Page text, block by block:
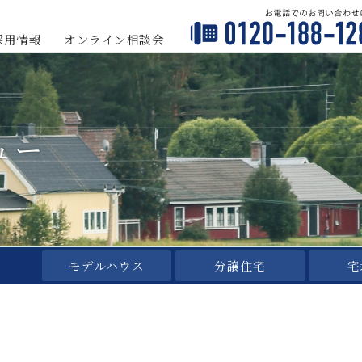
用情報 オンライン相談会
ー
モデルハウス 分譲住宅